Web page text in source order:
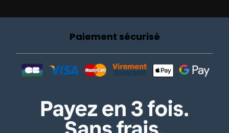
Paiement sécurisé